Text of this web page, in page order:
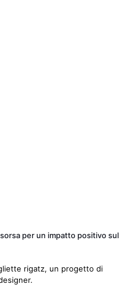
per un impatto positivo sul
rigatz, un progetto di